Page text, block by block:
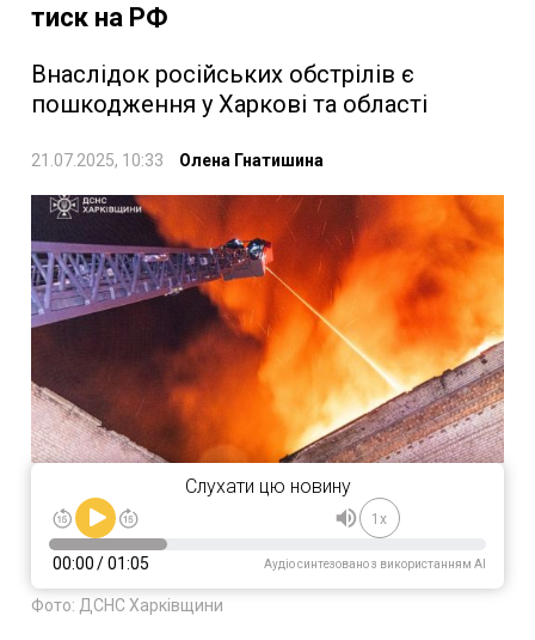
тиск на РФ
Внаслідок російських обстрілів є
пошкодження у Харкові та області
21.07.2025, 10:33 Олена Гнатишина
Слухати цю новину
1x
00:00/01:05 Аудіо синтезовано з використанням AI
Фото: ДСНС Харківщини